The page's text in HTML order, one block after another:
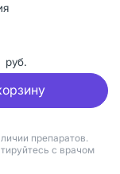
руб.
препаратов.
с врачом